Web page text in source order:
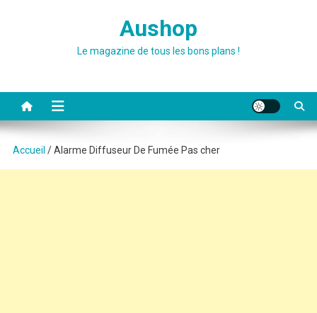
Aushop
Le magazine de tous les bons plans !
Accueil / Alarme Diffuseur De Fumée Pas cher